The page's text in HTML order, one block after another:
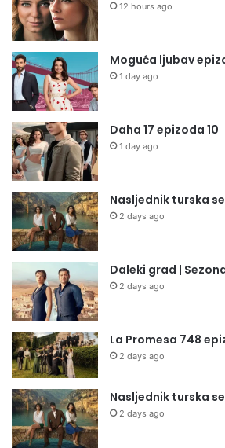
12 hours ago
Moguća ljubav
1 day ago
Daha 17 epizoda 10
1 day ago
Nasljednik turska
2 days ago
Daleki grad |
2 days ago
La Promesa 748
2 days ago
Nasljednik turska
2 days ago